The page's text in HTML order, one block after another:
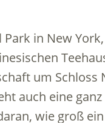
in New
um
auch eine
wie groß